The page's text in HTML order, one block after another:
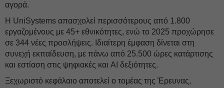
αγορά.
Η UniSystems απασχολεί περισσότερους από 1.800
εργαζομένους με 45+ εθνικότητες, ενώ το 2025 προχώρησε
σε 344 νέες προσλήψεις. Ιδιαίτερη έμφαση δίνεται στη
συνεχή εκπαίδευση, με πάνω από 25.500 ώρες κατάρτισης
και εστίαση στις ψηφιακές και AI δεξιότητες.
Ξεχωριστό κεφάλαιο αποτελεί ο τομέας της Έρευνας,